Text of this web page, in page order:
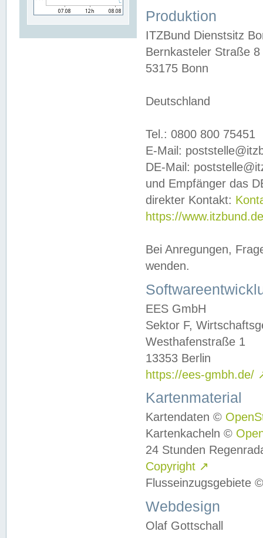
Produktion
ITZBund Dienstsitz
Bernkasteler Straße 8
53175 Bonn
Deutschland
Tel.: 0800 800 75451
E-Mail:
DE-Mail:
und Empfänger das
direkter Kontakt:
https://
Bei Anregungen,
wenden.
EES GmbH
Sektor F,
Westhafenstraße 1
13353 Berlin
https://ees-gmbh.de/
Kartenmaterial
Kartendaten ©
Kartenkacheln ©
24 Stunden
Copyright ↗
Flusseinzugsgebiete
Webdesign
Olaf Gottschall